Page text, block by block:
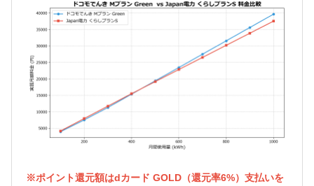
※ポイント還元額はdカード GOLD（還元率6%）支払いを